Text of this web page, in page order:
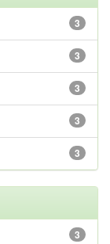
3
3
3
3
3
3